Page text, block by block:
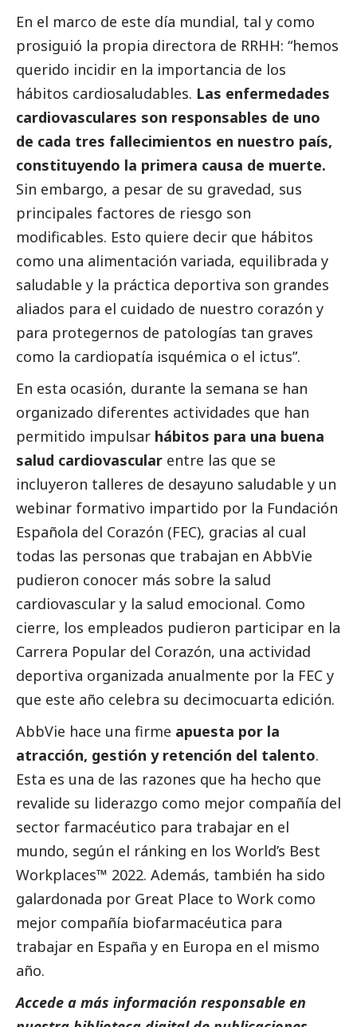
En el marco de este día mundial, tal y como
prosiguió la propia directora de RRHH: “hemos
querido incidir en la importancia de los
hábitos cardiosaludables. Las enfermedades
cardiovasculares son responsables de uno
de cada tres fallecimientos en nuestro país,
constituyendo la primera causa de muerte.
Sin embargo, a pesar de su gravedad, sus
principales factores de riesgo son
modificables. Esto quiere decir que hábitos
como una alimentación variada, equilibrada y
saludable y la práctica deportiva son grandes
aliados para el cuidado de nuestro corazón y
para protegernos de patologías tan graves
como la cardiopatía isquémica o el ictus”.
En esta ocasión, durante la semana se han
organizado diferentes actividades que han
permitido impulsar hábitos para una buena
salud cardiovascular entre las que se
incluyeron talleres de desayuno saludable y un
webinar formativo impartido por la Fundación
Española del Corazón (FEC), gracias al cual
todas las personas que trabajan en AbbVie
pudieron conocer más sobre la salud
cardiovascular y la salud emocional. Como
cierre, los empleados pudieron participar en la
Carrera Popular del Corazón, una actividad
deportiva organizada anualmente por la FEC y
que este año celebra su decimocuarta edición.
AbbVie hace una firme apuesta por la
atracción, gestión y retención del talento.
Esta es una de las razones que ha hecho que
revalide su liderazgo como mejor compañía del
sector farmacéutico para trabajar en el
mundo, según el ránking en los World’s Best
Workplaces™ 2022. Además, también ha sido
galardonada por Great Place to Work como
mejor compañía biofarmacéutica para
trabajar en España y en Europa en el mismo
año.
Accede a más información responsable en